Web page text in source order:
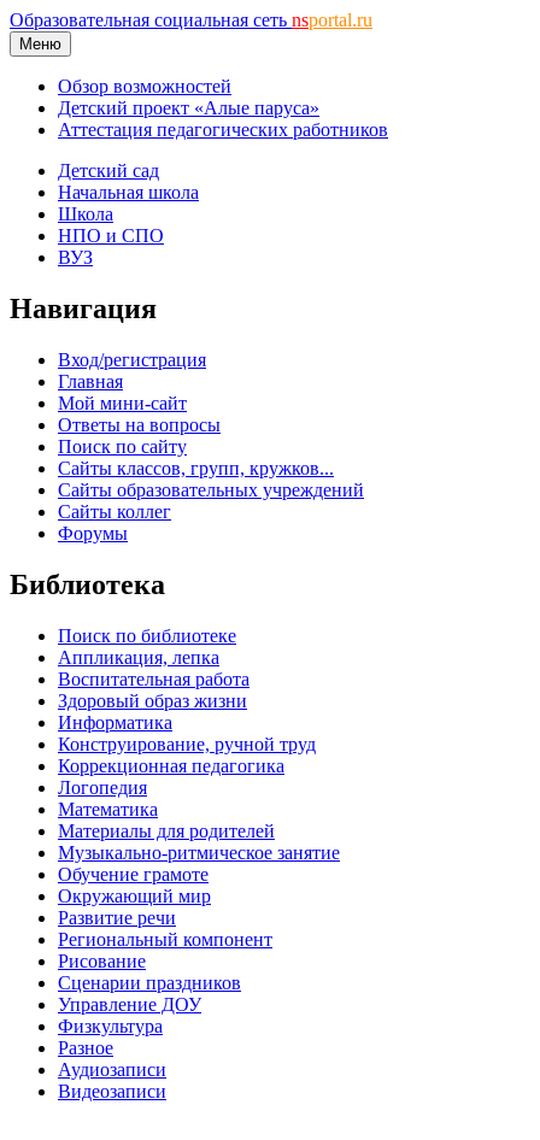
Образовательная социальная сеть nsportal.ru
Меню
Обзор возможностей
Детский проект «Алые паруса»
Аттестация педагогических работников
Детский сад
Начальная школа
Школа
НПО и СПО
ВУЗ
Навигация
Вход/регистрация
Главная
Мой мини-сайт
Ответы на вопросы
Поиск по сайту
Сайты классов, групп, кружков...
Сайты образовательных учреждений
Сайты коллег
Форумы
Библиотека
Поиск по библиотеке
Аппликация, лепка
Воспитательная работа
Здоровый образ жизни
Информатика
Конструирование, ручной труд
Коррекционная педагогика
Логопедия
Математика
Материалы для родителей
Музыкально-ритмическое занятие
Обучение грамоте
Окружающий мир
Развитие речи
Региональный компонент
Рисование
Сценарии праздников
Управление ДОУ
Физкультура
Разное
Аудиозаписи
Видеозаписи